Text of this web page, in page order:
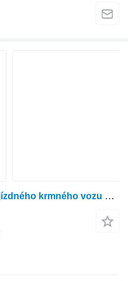
Hydraulický válec pro samojízdného krmného vozu Faresin